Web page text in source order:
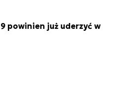
powinien już uderzyć w